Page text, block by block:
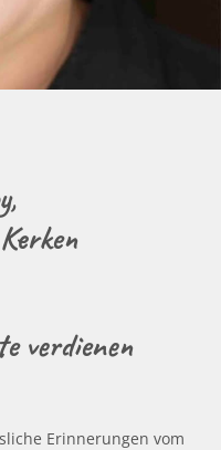
verdienen
Erinnerungen vom